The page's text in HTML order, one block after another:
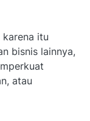
karena itu
bisnis lainnya,
atau